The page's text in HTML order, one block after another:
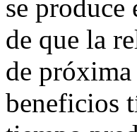
se produce
de que la
de
beneficios